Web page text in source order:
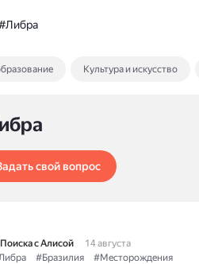
Культура и искусство
свой вопрос
с Алисой
14 августа
#Бразилия #Месторождения